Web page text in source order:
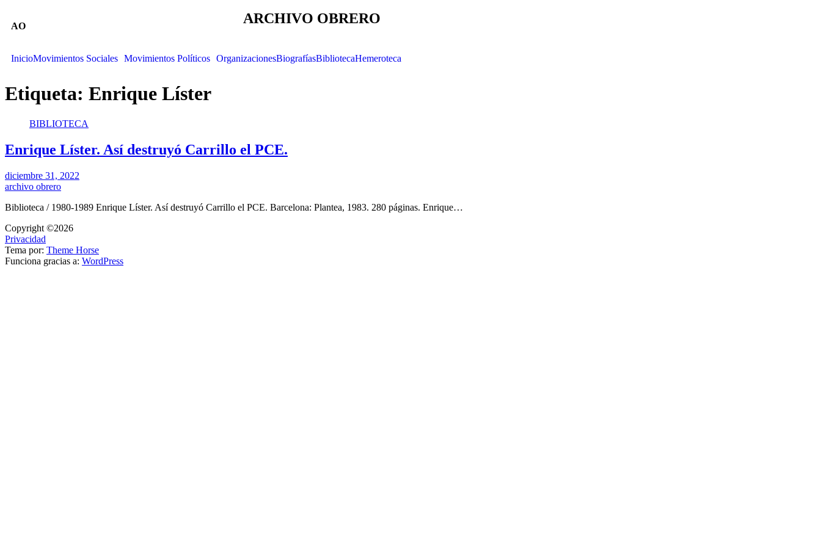
AO ARCHIVO OBRERO
InicioMovimientos Sociales Movimientos Políticos OrganizacionesBiografíasBibliotecaHemeroteca
Etiqueta: Enrique Líster
BIBLIOTECA
Enrique Líster. Así destruyó Carrillo el PCE.
diciembre 31, 2022
archivo obrero
Biblioteca / 1980-1989 Enrique Líster. Así destruyó Carrillo el PCE. Barcelona: Plantea, 1983. 280 páginas. Enrique…
Copyright ©2026
Privacidad
Tema por: Theme Horse
Funciona gracias a: WordPress